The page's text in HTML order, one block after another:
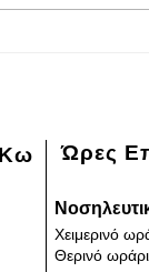
08/08/
Κω Ώρες
Χειμερινό
Θερινό